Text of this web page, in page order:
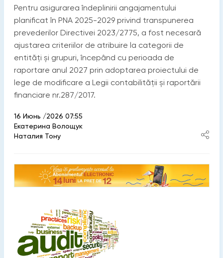
Pentru asigurarea îndeplinirii angajamentului
planificat în PNA 2025-2029 privind transpunerea
prevederilor Directivei 2023/2775, a fost necesară
ajustarea criteriilor de atribuire la categorii de
entități și grupuri, începând cu perioada de
raportare anul 2027 prin adoptarea proiectului de
lege de modificare a Legii contabilității și raportării
financiare nr.287/2017.
16 Июнь /2026 07:55
Екатерина Волощук
Наталия Тону